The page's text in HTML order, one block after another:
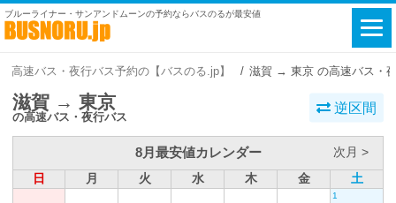
ブルーライナー・サンアンドムーンの予約ならバスのるが最安値
高速バス・夜行バス予約の【バスのる.jp】 滋賀 → 東京 の高速バス・
滋賀 → 東京
の高速バス・夜行バス
逆区間
8月最安値カレンダー
次月 >
日
月 火 水 木 金 土
1